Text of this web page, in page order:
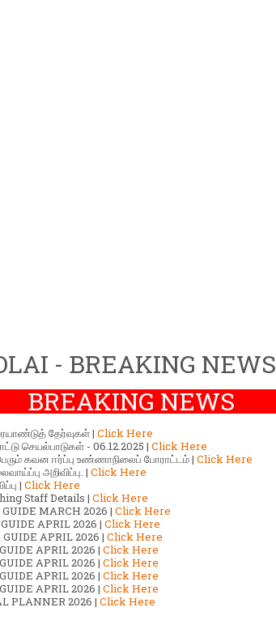
- BREAKING NEWS
BREAKING NEWS
தேர்வுகள் | Click Here
செயல்பாடுகள் - 06.12.2025 | Click Here
கவன ஈர்ப்பு உண்ணாநிலைப் போராட்டம் | Click Here
அறிவிப்பு. | Click Here
| Click Here
Staff Details | Click Here
GUIDE MARCH 2026 | Click Here
APRIL 2026 | Click Here
GUIDE APRIL 2026 | Click Here
APRIL 2026 | Click Here
APRIL 2026 | Click Here
APRIL 2026 | Click Here
APRIL 2026 | Click Here
PLANNER 2026 | Click Here